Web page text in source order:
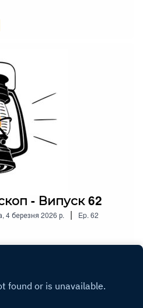
- Випуск 62
4 березня 2026 р. | Ep. 62